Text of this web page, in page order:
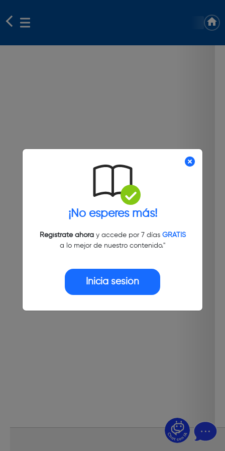
¡No esperes más!
Regístrate ahoray accede por 7 días GRATIS
a lo mejor de nuestro contenido."
Inicia sesión